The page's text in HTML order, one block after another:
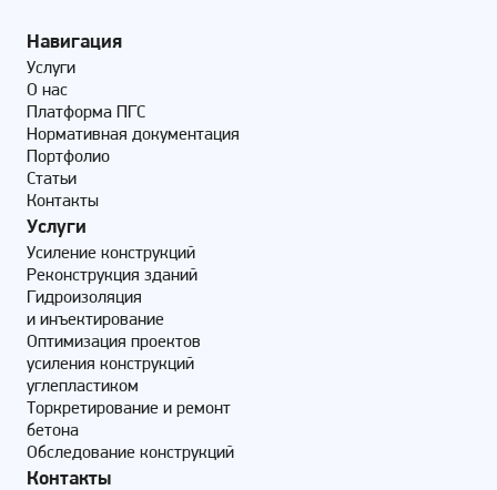
Навигация
Услуги
О нас
Платформа ПГС
Нормативная документация
Портфолио
Статьи
Контакты
Услуги
Усиление конструкций
Реконструкция зданий
Гидроизоляция
и инъектирование
Оптимизация проектов
усиления конструкций
углепластиком
Торкретирование и ремонт
бетона
Обследование конструкций
Контакты